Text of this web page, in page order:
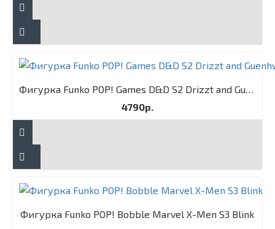
Фигурка Funko POP! Games D&D S2 Drizzt and Guenhwyvar 2PK
4790р.
Фигурка Funko POP! Bobble Marvel X-Men S3 Blink